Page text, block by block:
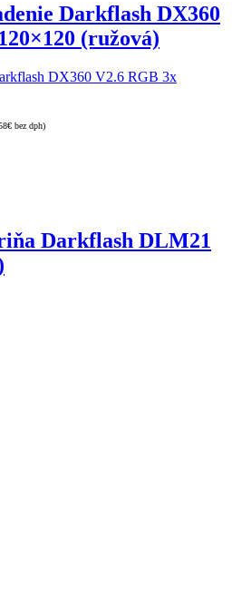
Darkflash DX360
(ružová)
DX360 V2.6 RGB 3x
€ bez dph)
Darkflash DLM21